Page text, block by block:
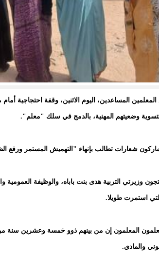
المساعدين، اليوم الاثنين، وقفة احتجاجية
بتسوية وضعيتهم المهنية، بالدمج في سلك "معلم".
شعارات تطالب بإنهاء "التهميش المستمر ورفع
وزيرتي التربية هدى بنت باباه، والوظيفة
استمرت طويلا.
المعلمون إن من بينهم ذوو خمسة وعشرين سنة
والمادي.